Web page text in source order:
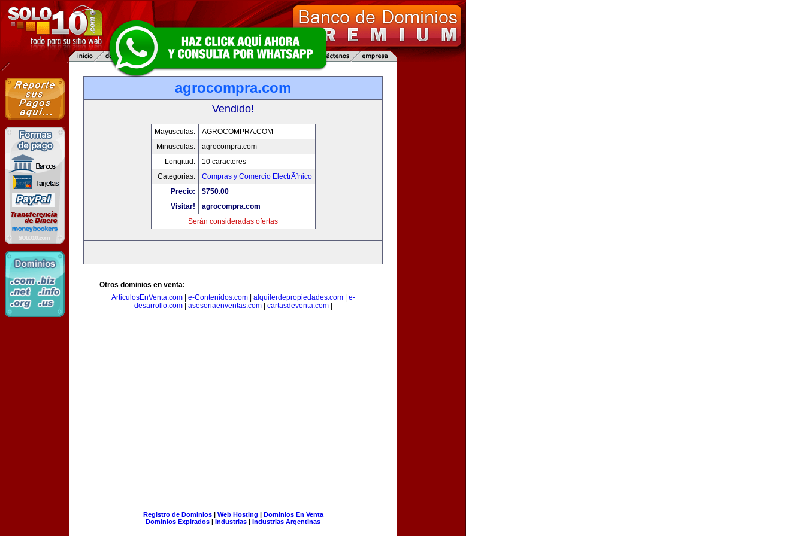
agrocompra.com
Vendido!
Mayusculas:
AGROCOMPRA.COM
Minusculas:
agrocompra.com
Longitud:
10 caracteres
Categorias:
Compras y Comercio ElectrÃ³nico
Precio:
$750.00
Visitar!
agrocompra.com
Serán consideradas ofertas
Otros dominios en venta:
ArticulosEnVenta.com| e-Contenidos.com| alquilerdepropiedades.com| e-
desarrollo.com| asesoriaenventas.com| cartasdeventa.com|
Registro de Dominios| Web Hosting | Dominios En Venta
Dominios Expirados | Industrias | Industrias Argentinas